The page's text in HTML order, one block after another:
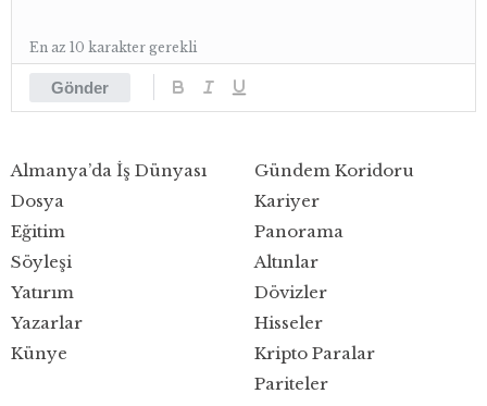
Gönder
En az 10 karakter gerekli
Almanya’da İş Dünyası
Dosya
Eğitim
Gündem Koridoru
Kariyer
Panorama
Söyleşi
Yatırım
Yazarlar
Künye
Altınlar
Dövizler
Hisseler
Kripto Paralar
Pariteler